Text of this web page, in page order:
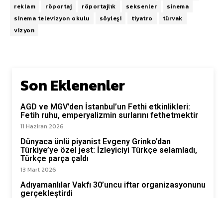
reklam
röportaj röportajlık seksenler
sinema
sinema televizyon okulu
söyleşi tiyatro
türvak
vizyon
Son Eklenenler
AGD ve MGV’den İstanbul’un Fethi etkinlikleri:
Fetih ruhu, emperyalizmin surlarını fethetmektir
11 Haziran 2026
Dünyaca ünlü piyanist Evgeny Grinko’dan
Türkiye’ye özel jest: İzleyiciyi Türkçe selamladı,
Türkçe parça çaldı
13 Mart 2026
Adıyamanlılar Vakfı 30’uncu iftar organizasyonunu
gerçekleştirdi